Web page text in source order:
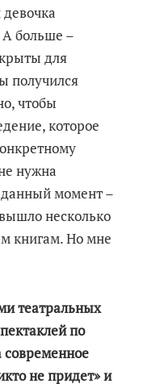
А больше –
для
получился
чтобы
которое
нужна
данный момент –
несколько
книгам. Но мне
театральных
по
не придет» и